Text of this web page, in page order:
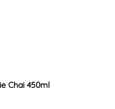
Chai 450ml